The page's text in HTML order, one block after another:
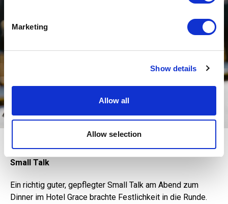
Find out more about how your personal data is processed
and set your preferences in the
provide social media features and to analyse our traffic.
may combine it with other information that you’ve
provided to them or that they’ve collected from your use
Marketing
Show details
Allow all
Allow selection
Small Talk
Ein richtig guter, gepflegter Small Talk am Abend zum
Dinner im Hotel Grace brachte Festlichkeit in die Runde.